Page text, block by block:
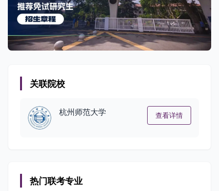
关联院校
杭州师范大学 查看详情
热门联考专业